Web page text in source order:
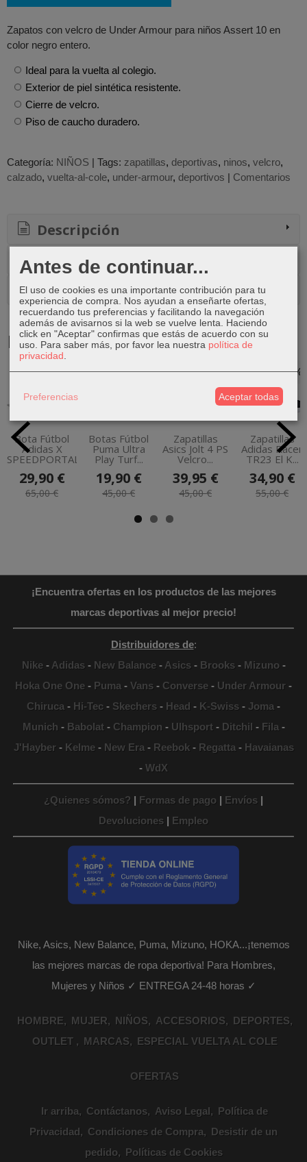
Zapatos con velcro de Under Armour para niños Assert 10 en
color negro entero.
Ideal para la vuelta al colegio.
Exterior de piel sintética resistente.
Cierre de velcro.
Piso de caucho duradero.
Categoría: NIÑOS | Tags: zapatillas deportivas ninos velcro
calzado vuelta-al-cole under-armour deportivos | Comentarios
Descripción
Costes de Envío
Comentarios
Productos Relacionados
-54 %
Bota Fútbol
Adidas X
SPEEDPORTAL.3...
29,90 €
65,00 €
-56 %
Botas Fútbol
Puma Ultra
Play Turf...
19,90 €
45,00 €
-11 %
Zapatillas
Asics Jolt 4 PS
Velcro...
39,95 €
45,00 €
-37 %
Zapatillas
Adidas Racer
TR23 El K...
34,90 €
55,00 €
¡Encuentra ofertas en los productos de las mejores
marcas deportivas al mejor precio!
Distribuidores de:
Nike- Adidas- New Balance- Asics- Brooks- Mizuno-
Hoka One One - Puma - Vans - Converse - Under Armour -
Chiruca - Hi-Tec - Skechers - Head - K-Swiss - Joma -
Munich - Babolat- Champion - Ulhsport- Ditchil - Fila -
J'Hayber- Kelme- New Era - Reebok- Regatta - Havaianas
- WdX
¿Quienes sómos? | Formas de pago | Envíos |
Devoluciones | Empleo
Nike, Asics, New Balance, Puma, Mizuno, HOKA...¡tenemos
las mejores marcas de ropa deportiva! Para Hombres,
Mujeres y Niños ✓ ENTREGA 24-48 horas ✓
HOMBRE MUJER NIÑOS ACCESORIOS
DEPORTES
OUTLET
MARCAS ESPECIAL VUELTA AL COLE
OFERTAS
Ir arriba Contáctanos Aviso Legal
Política de
Privacidad
Condiciones de Compra
Desistir de un
pedido
Políticas de Cookies
Antes de continuar...
El uso de cookies es una importante contribución para tu
experiencia de compra. Nos ayudan a enseñarte ofertas,
recuerdando tus preferencias y facilitando la navegación
además de avisarnos si la web se vuelve lenta. Haciendo
click en "Aceptar" confirmas que estás de acuerdo con su
uso. Para saber más, por favor lea nuestra política de
privacidad
Preferencias Aceptar todas